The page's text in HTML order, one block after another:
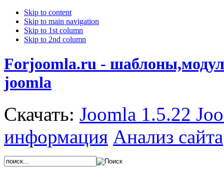
Skip to content
Skip to main navigation
Skip to 1st column
Skip to 2nd column
Forjoomla.ru -
joomla
Скачать: Joomla 1.5.22
информация Анализ сайта